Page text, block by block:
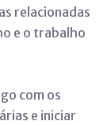
relacionadas
e o trabalho
com os
e iniciar